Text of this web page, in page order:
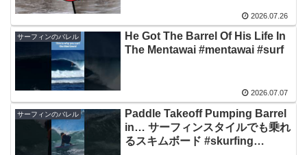
2026.07.26
サーフィンのバレル
He Got The Barrel Of His Life In
The Mentawai #mentawai #surf
2026.07.07
サーフィンのバレル
Paddle Takeoff Pumping Barrel
in… サーフィンスタイルでも乗れ
るスキムボード #skurfing